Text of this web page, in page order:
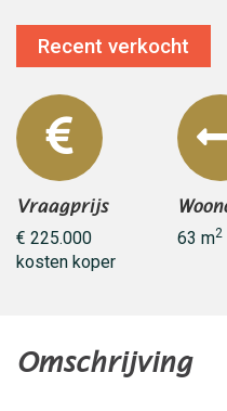
Recent verkocht
Vraagprijs
€ 225.000
kosten koper
63 m2
Omschrijving